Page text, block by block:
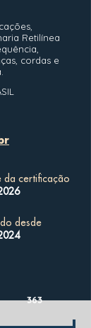
Retilínea
cordas e
da certificação
desde
363